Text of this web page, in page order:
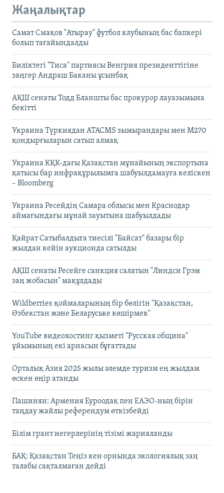
Жаңалықтар
Самат Смақов "Атырау" футбол клубының бас бапкері
болып тағайындалды
Биліктегі "Тиса" партиясы Венгрия президенттігіне
заңгер Андраш Баканы ұсынбақ
АҚШ сенаты Тодд Бланшты бас прокурор лауазымына
бекітті
Украина Түркиядан ATACMS зымырандары мен M270
қондырғыларын сатып алмақ
Украина КҚК-дағы Қазақстан мұнайының экспортына
қатысы бар инфрақұрылымға шабуылдамауға келіскен
– Bloomberg
Украина Ресейдің Самара облысы мен Краснодар
аймағындағы мұнай зауытына шабуылдады
Қайрат Сатыбалдыға тиесілі "Байсат" базары бір
жылдан кейін аукционда сатылды
АҚШ сенаты Ресейге санкция салатын "Линдси Грэм
заң жобасын" мақұлдады
Wildberries қоймаларының бір бөлігін "Қазақстан,
Өзбекстан және Беларуське көшірмек"
YouTube видеохостинг қызметі "Русская община"
ұйымының екі арнасын бұғаттады
Орталық Азия 2025 жылы әлемде туризм ең жылдам
өскен өңір атанды
Пашинян: Армения Еуроодақ пен ЕАЭО-ның бірін
таңдау жайлы референдум өткізбейді
Білім грант иегерлерінің тізімі жарияланды
БАҚ: Қазақстан Теңіз кен орнында экологиялық заң
талабы сақталмаған дейді